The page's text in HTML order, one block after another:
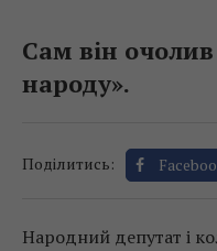
Сам він
народу».
Поділитись:
Народний депутат і